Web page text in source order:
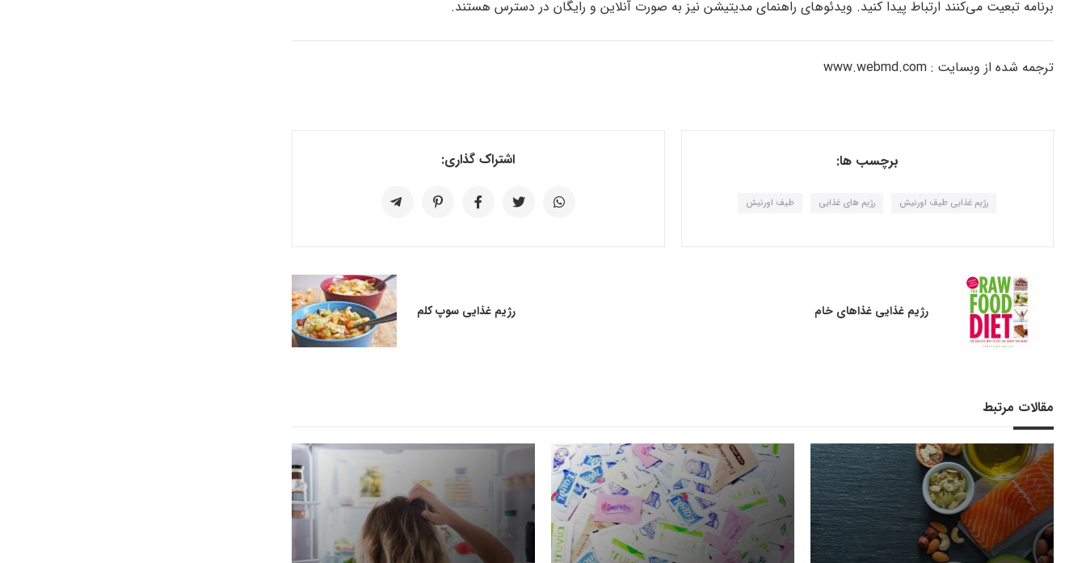
برنامه تبعیت می‌کنند ارتباط پیدا کنید. ویدئوهای راهنمای مدیتیشن نیز به صورت آنلاین و رایگان در دسترس هستند.
ترجمه شده از وبسایت : www.webmd.com
برچسب ها:
رژیم غذایی طیف اورنیش رژیم های غذایی طیف اورنیش
اشتراک گذاری:
رژیم غذایی غذاهای خام رژیم غذایی سوپ کلم
مقالات مرتبط